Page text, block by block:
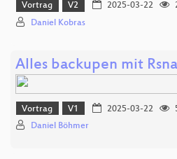
Vortrag V2 2025-03-22
Daniel Kobras
Alles backupen mit
Vortrag V1 2025-03-22
Daniel Böhmer